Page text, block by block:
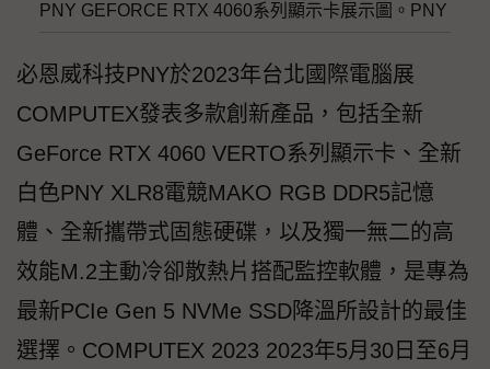
PNY GEFORCE RTX 4060系列顯示卡展示圖。PNY
必恩威科技PNY於2023年台北國際電腦展
COMPUTEX發表多款創新產品，包括全新
GeForce RTX 4060 VERTO系列顯示卡、全新
白色PNY XLR8電競MAKO RGB DDR5記憶
體、全新攜帶式固態硬碟，以及獨一無二的高
效能M.2主動冷卻散熱片搭配監控軟體，是專為
最新PCIe Gen 5 NVMe SSD降溫所設計的最佳
選擇。COMPUTEX 2023 2023年5月30日至6月